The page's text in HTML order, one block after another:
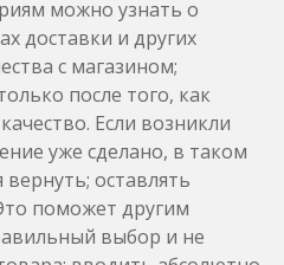
можно узнать о
доставки и других
с магазином;
после того, как
Если возникли
уже сделано, в таком
вернуть; оставлять
поможет другим
выбор и не